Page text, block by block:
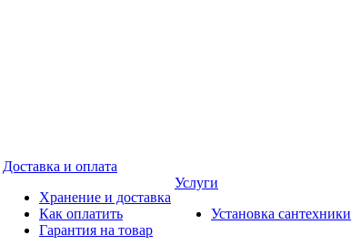
Доставка и оплата
Хранение и доставка
Как оплатить
Гарантия на товар
Услуги
Установка сантехники